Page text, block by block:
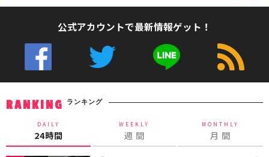
公式アカウントで最新情報ゲット！
RANKING ランキング
DAILY
24時間
WEEKLY
週 間
MONTHLY
月 間